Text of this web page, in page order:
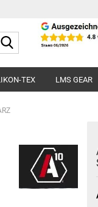
Suche...
TEX LMS GEAR